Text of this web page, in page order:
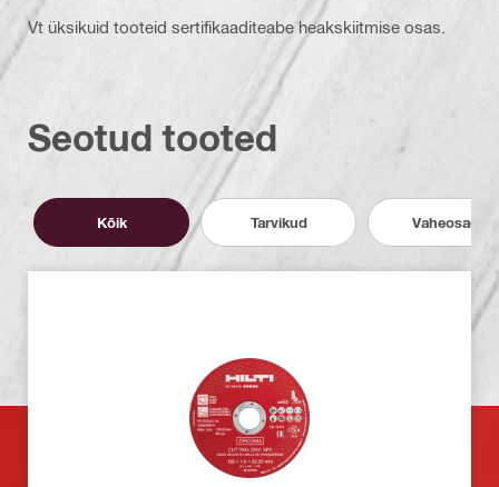
Vt üksikuid tooteid sertifikaaditeabe heakskiitmise osas.
Seotud tooted
Kõik Tarvikud Vaheosad